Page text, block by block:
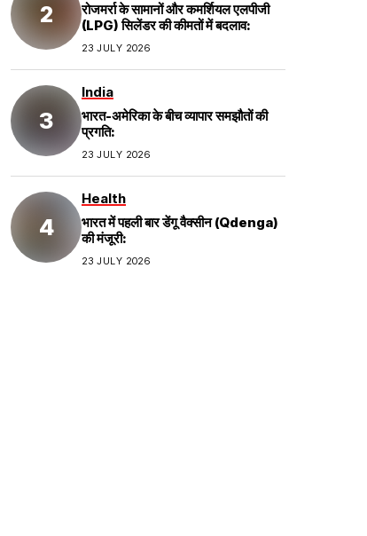
रोजमर्रा के सामानों और कमर्शियल एलपीजी
(LPG) सिलेंडर की कीमतों में बदलाव:
23 JULY 2026
India
भारत-अमेरिका के बीच व्यापार समझौतों की
प्रगति:
23 JULY 2026
Health
भारत में पहली बार डेंगू वैक्सीन (Qdenga)
की मंजूरी:
23 JULY 2026